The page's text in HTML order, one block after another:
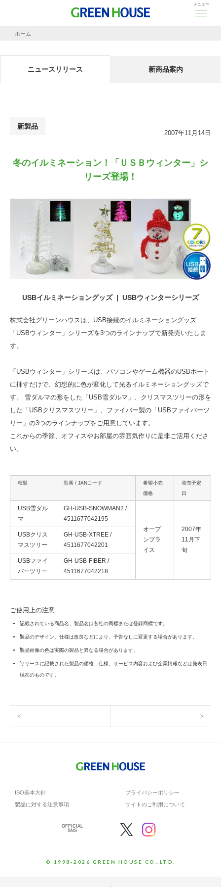
メニュー
ホーム
ニュースリリース 新商品案内
新製品
2007年11月14日
冬のイルミネーション！「ＵＳＢウィンター」シ
リーズ登場！
USBイルミネーショングッズ | USBウィンターシリーズ
株式会社グリーンハウスは、USB接続のイルミネーショングッズ
「USBウィンター」シリーズを3つのラインナップで新発売いたしま
す。
「USBウィンター」シリーズは、パソコンやゲーム機器のUSBポート
に挿すだけで、幻想的に色が変化して光るイルミネーショングッズで
す。 雪ダルマの形をした「USB雪ダルマ」、クリスマスツリーの形を
した「USBクリスマスツリー」、ファイバー製の「USBファイバーツ
リー」の3つのラインナップをご用意しています。
これからの季節、オフィスやお部屋の雰囲気作りに是非ご活用くださ
い。
種類 型番 / JANコード
希望小売
価格
発売予定
日
USB雪ダル
マ
GH-USB-SNOWMAN2 /
4511677042195
オープ
ンプラ
イス
2007年
11月下
旬
USBクリス
マスツリー
GH-USB-XTREE /
4511677042201
USBファイ
バーツリー
GH-USB-FIBER /
4511677042218
ご使用上の注意
記載されている商品名、製品名は各社の商標または登録商標です。
製品のデザイン、仕様は改良などにより、予告なしに変更する場合があります。
製品画像の色は実際の製品と異なる場合があります。
リリースに記載された製品の価格、仕様、サービス内容および企業情報などは発表日
現在のものです。
ISO基本方針
プライバシーポリシー
製品に対する注意事項
サイトのご利用について
OFFICIAL
SNS
© 1998-2026 GREEN HOUSE CO.,LTD.